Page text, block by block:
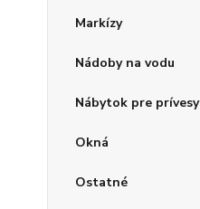
Markízy
Nádoby na vodu
Nábytok pre prívesy
Okná
Ostatné